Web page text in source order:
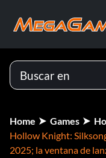
Home Games
Hollow Knight:
2025; la ventana de